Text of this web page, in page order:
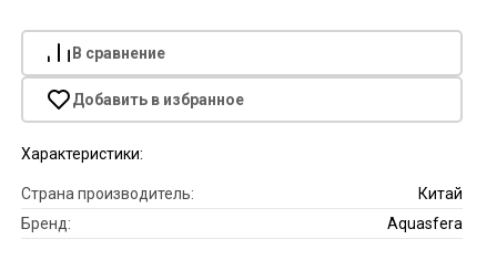
В сравнение
Добавить в избранное
Характеристики:
Страна производитель:
Китай
Бренд:
Aquasfera